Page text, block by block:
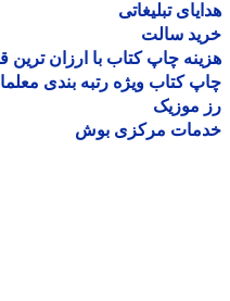
تبلیغاتی
سالت
چاپ کتاب با ارزان ترین
کتاب ویژه رتبه بندی معلمان
موزیک
مرکزی بوش